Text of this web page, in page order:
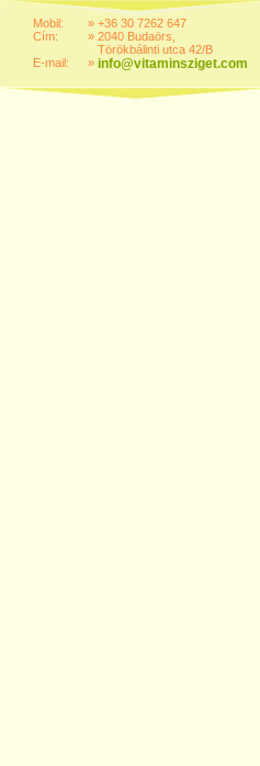
Mobil:
Cím:
E-mail:
»
»
»
+36 30 7262 647
2040 Budaörs,
Törökbálinti utca 42/B
info@vitaminsziget.com